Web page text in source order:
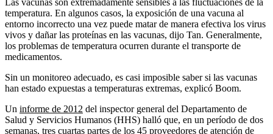
Las vacunas son extremadamente sensibles a las fluctuaciones de la
temperatura. En algunos casos, la exposición de una vacuna al
entorno incorrecto una vez puede matar de manera efectiva los virus
vivos y dañar las proteínas en las vacunas, dijo Tan. Generalmente,
los problemas de temperatura ocurren durante el transporte de
medicamentos.
Sin un monitoreo adecuado, es casi imposible saber si las vacunas
han estado expuestas a temperaturas extremas, explicó Boom.
Un informe de 2012 del inspector general del Departamento de
Salud y Servicios Humanos (HHS) halló que, en un período de dos
semanas, tres cuartas partes de los 45 proveedores de atención de